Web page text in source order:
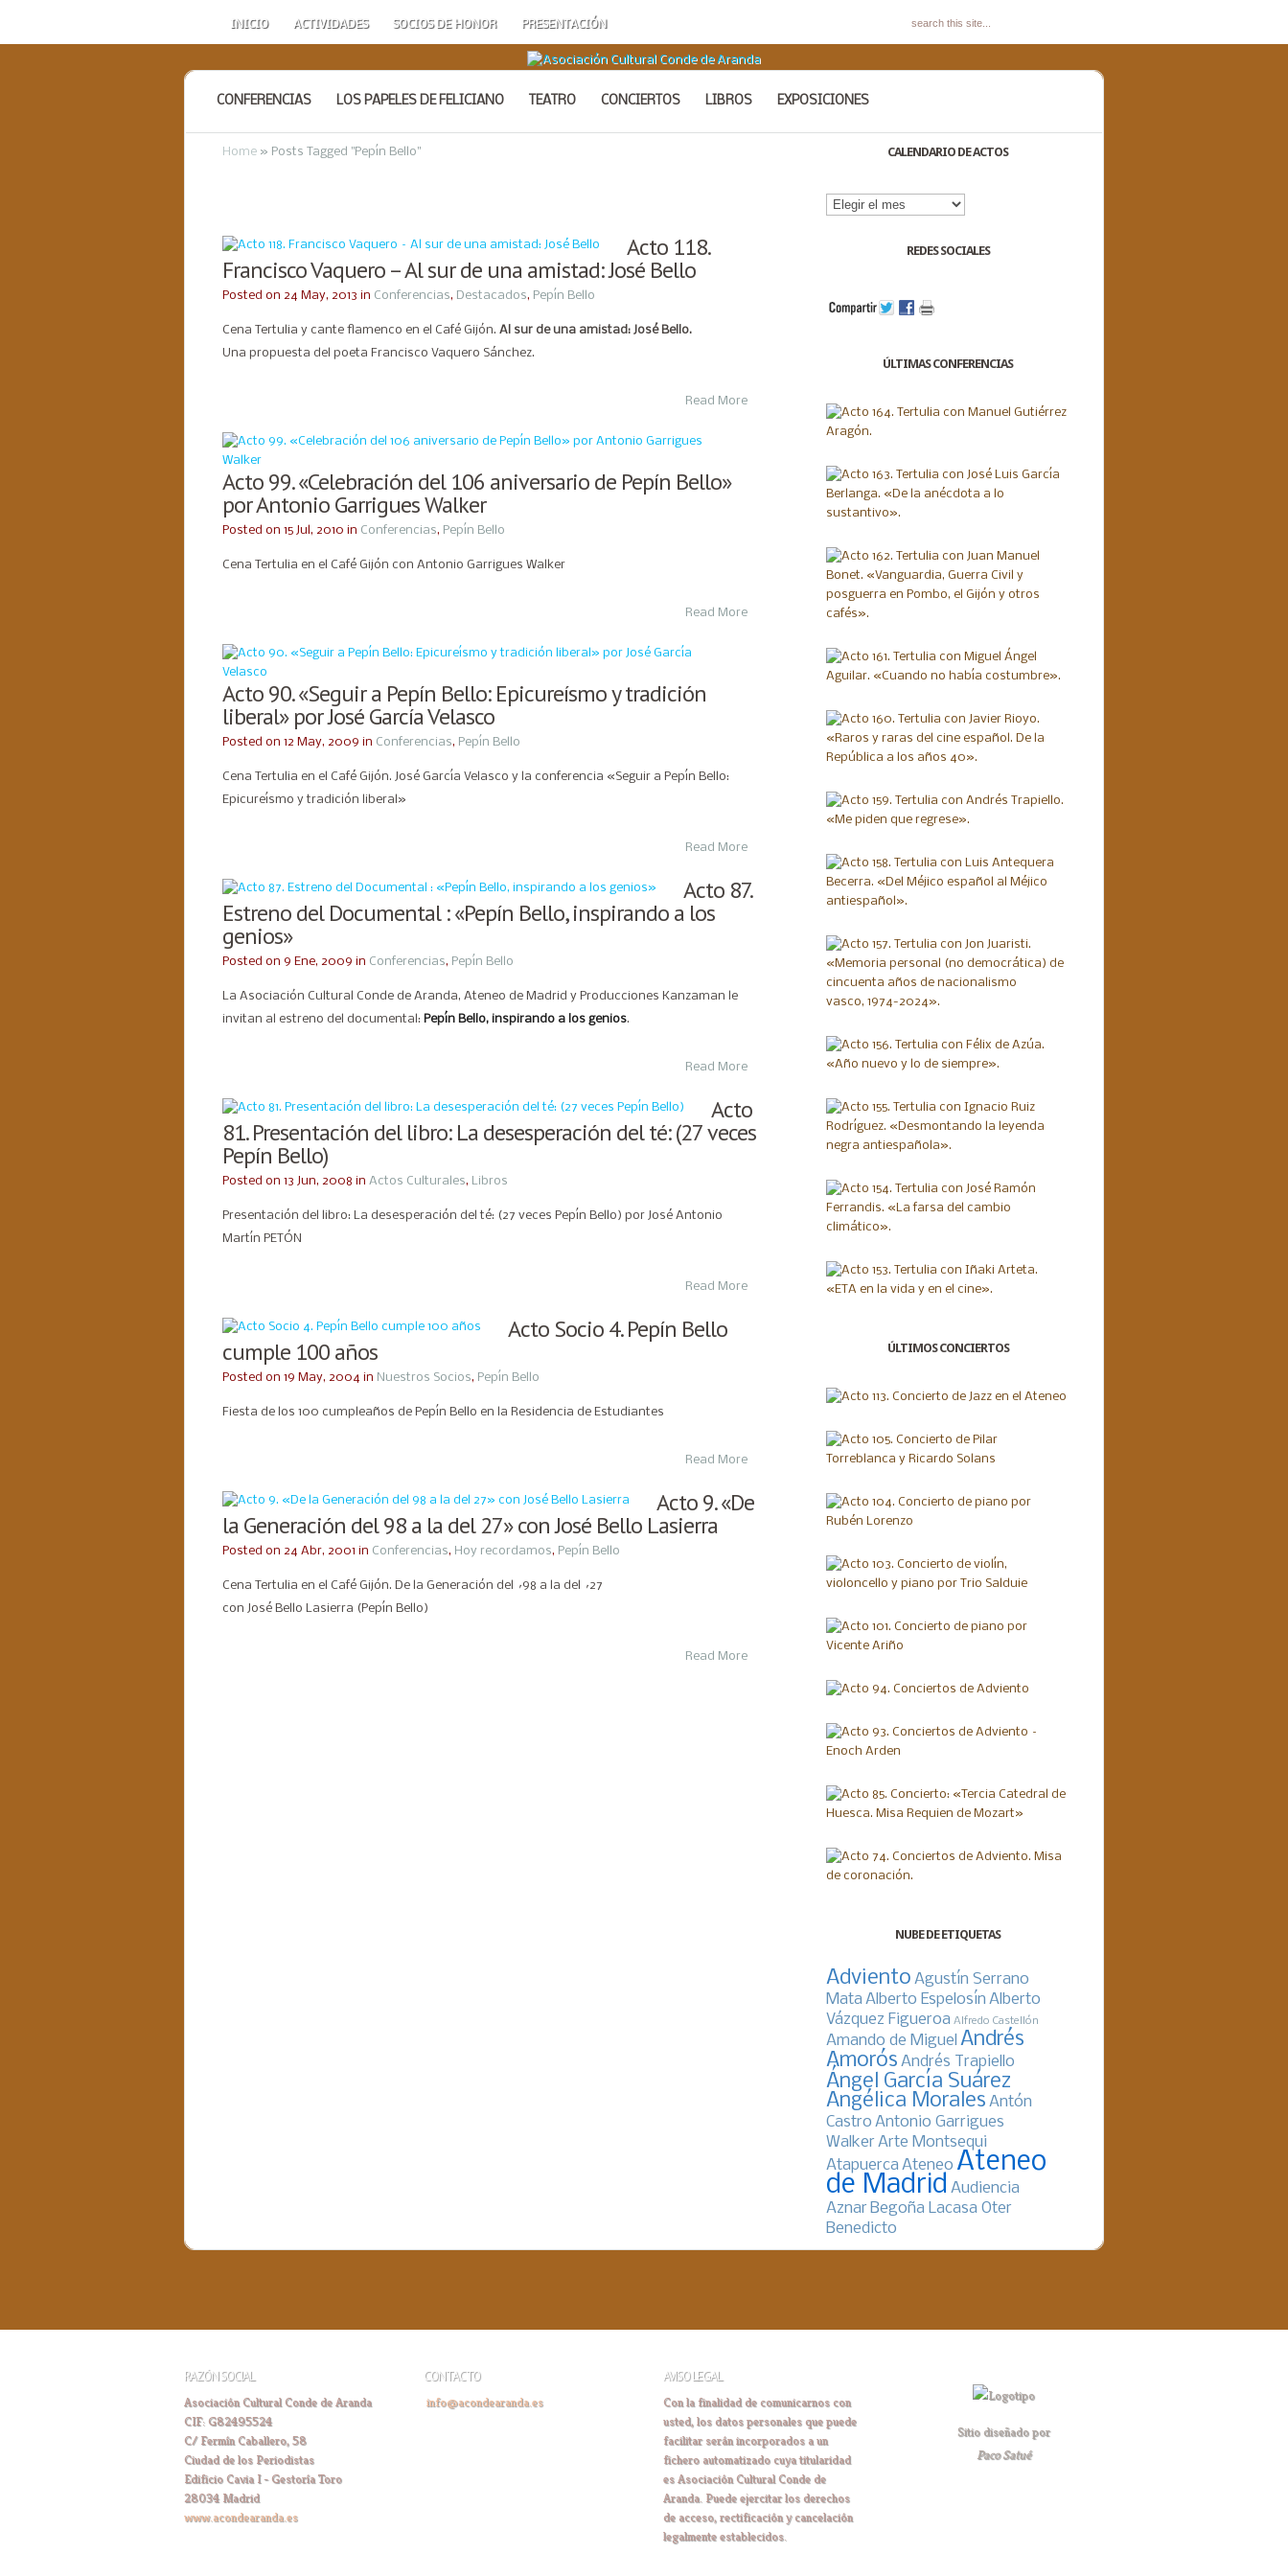
INICIO ACTIVIDADES SOCIOS DE HONOR PRESENTACIÓN
CONFERENCIAS LOS PAPELES DE FELICIANO TEATRO CONCIERTOS LIBROS EXPOSICIONES
Home » Posts Tagged "Pepín Bello"
Acto 118.
Francisco Vaquero – Al sur de una amistad: José Bello
Posted on 24 May, 2013 in Conferencias, Destacados, Pepín Bello
Cena Tertulia y cante flamenco en el Café Gijón. Al sur de una amistad: José Bello.
Una propuesta del poeta Francisco Vaquero Sánchez.
Read More
Acto 99. «Celebración del 106 aniversario de Pepín Bello»
por Antonio Garrigues Walker
Posted on 15 Jul, 2010 in Conferencias, Pepín Bello
Cena Tertulia en el Café Gijón con Antonio Garrigues Walker
Read More
Acto 90. «Seguir a Pepín Bello: Epicureísmo y tradición
liberal» por José García Velasco
Posted on 12 May, 2009 in Conferencias, Pepín Bello
Cena Tertulia en el Café Gijón. José García Velasco y la conferencia «Seguir a Pepín Bello:
Epicureísmo y tradición liberal»
Read More
Acto 87.
Estreno del Documental : «Pepín Bello, inspirando a los
genios»
Posted on 9 Ene, 2009 in Conferencias, Pepín Bello
La Asociación Cultural Conde de Aranda, Ateneo de Madrid y Producciones Kanzaman le
invitan al estreno del documental: Pepín Bello, inspirando a los genios.
Read More
Acto
81. Presentación del libro: La desesperación del té: (27 veces
Pepín Bello)
Posted on 13 Jun, 2008 in Actos Culturales, Libros
Presentación del libro: La desesperación del té: (27 veces Pepín Bello) por José Antonio
Martín PETÓN
Read More
Acto Socio 4. Pepín Bello
cumple 100 años
Posted on 19 May, 2004 in Nuestros Socios, Pepín Bello
Fiesta de los 100 cumpleaños de Pepín Bello en la Residencia de Estudiantes
Read More
Acto 9. «De
la Generación del 98 a la del 27» con José Bello Lasierra
Posted on 24 Abr, 2001 in Conferencias, Hoy recordamos, Pepín Bello
Cena Tertulia en el Café Gijón. De la Generación del ´98 a la del ´27
con José Bello Lasierra (Pepín Bello)
Read More
CALENDARIO DE ACTOS
Calendario
de
REDES SOCIALES
ÚLTIMAS CONFERENCIAS
ÚLTIMOS CONCIERTOS
NUBE DE ETIQUETAS
Adviento Agustín Serrano
Mata Alberto Espelosín Alberto
Vázquez Figueroa Alfredo Castellón
Amando de Miguel Andrés
Amorós Andrés Trapiello
Ángel García Suárez
Angélica Morales Antón
Castro Antonio Garrigues
Walker Arte Montsequi
Atapuerca Ateneo Ateneo
de Madrid Audiencia
Aznar Begoña Lacasa Oter
Benedicto
RAZÓN SOCIAL
Asociación Cultural Conde de Aranda
CIF: G82495524
C/ Fermín Caballero, 58
Ciudad de los Periodistas
Edificio Cavia I - Gestoría Toro
28034 Madrid
www.acondearanda.es
CONTACTO
info@acondearanda.es
AVISO LEGAL
Con la finalidad de comunicarnos con
usted, los datos personales que puede
facilitar serán incorporados a un
fichero automatizado cuya titularidad
es Asociación Cultural Conde de
Aranda. Puede ejercitar los derechos
de acceso, rectificación y cancelación
legalmente establecidos.
Sitio diseñado por
Paco Satué